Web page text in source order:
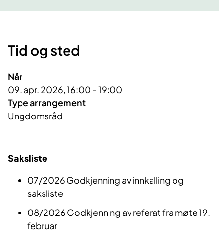
Tid og sted
Når
09. apr. 2026, 16:00 - 19:00
Type arrangement
Ungdomsråd
Saksliste
07/2026 Godkjenning av innkalling og
saksliste
08/2026 Godkjenning av referat fra møte 19.
februar